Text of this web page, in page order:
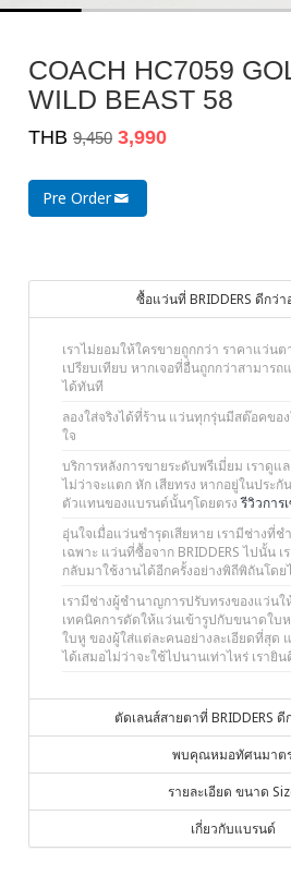
COACH HC7059
WILD BEAST 58
THB 9,450 3,990
Pre Order
ซื้อแว่นที่ BRIDDERS ดีกว่า
เราไม่ยอมให้ใครขายถูกกว่า ราคาแว่น
เปรียบเทียบ หากเจอที่อื่นถูกกว่าสามารถ
ได้ทันที
ลองใส่จริงได้ที่ร้าน แว่นทุกรุ่นมีสต๊อคขอ
ใจ
บริการหลังการขายระดับพรีเมี่ยม เราดู
ไม่ว่าจะแตก หัก เสียทรง หากอยู่ในประกั
ตัวแทนของแบรนด์นั้นๆโดยตรงรีวิวการ
อุ่นใจเมื่อแว่นชำรุดเสียหาย เรามีช่างที่
เฉพาะ แว่นที่ซื้อจาก BRIDDERS ไปนั้น
กลับมาใช้งานได้อีกครั้งอย่างพิถีพิถันโด
เรามีช่างผู้ชำนาญการปรับทรงของแว่น
เทคนิคการดัดให้แว่นเข้ารูปกับขนาดใบ
ใบหู ของผู้ใส่แต่ละคนอย่างละเอียดที่สุด
ได้เสมอไม่ว่าจะใช้ไปนานเท่าไหร่ เรายิ
ตัดเลนส์สายตาที่ BRIDDERS ดี
พบคุณหมอทัศนมาต
รายละเอียด ขนาด
เกี่ยวกับแบรนด์